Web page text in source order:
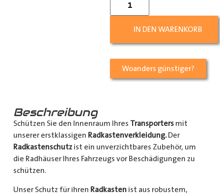
IN DEN WARENKORB
Woanders günstiger?
Beschreibung
Schützen Sie den Innenraum Ihres Transportersmit
unserer erstklassigen Radkastenverkleidung.Der
Radkastenschutzist ein unverzichtbares Zubehör, um
die Radhäuser Ihres Fahrzeugs vor Beschädigungen zu
schützen.
Unser Schutz für ihren Radkastenist aus robustem,